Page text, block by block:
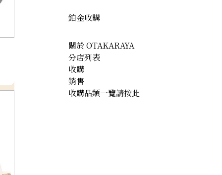
鉑金收購
關於 OTAKARAYA
分店列表
收購
銷售
收購品類一覽請按此